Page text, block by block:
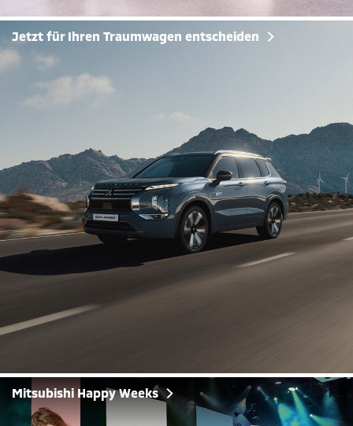
Jetzt für Ihren Traumwagen entscheiden
Mitsubishi Happy Weeks